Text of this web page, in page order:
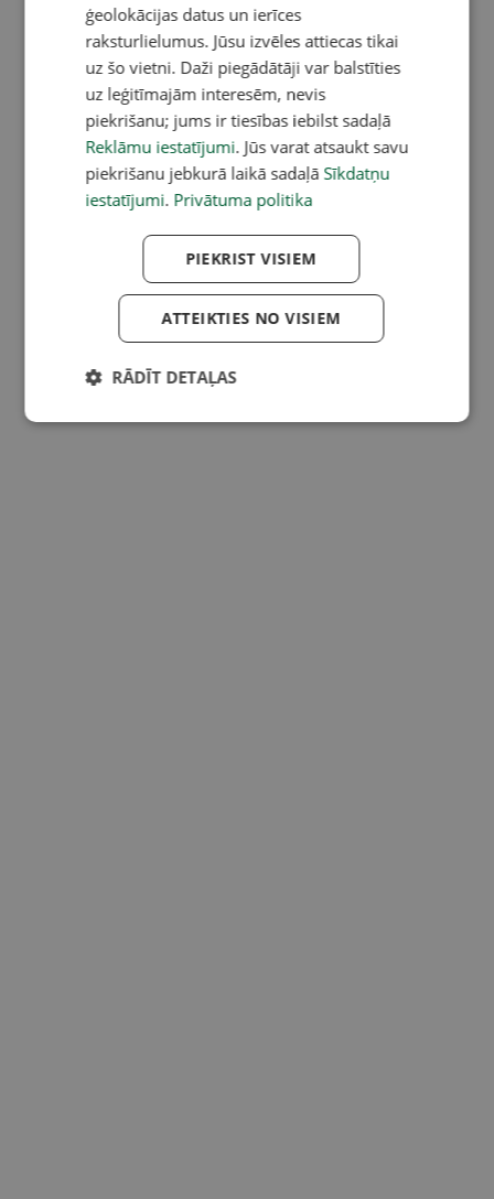
ģeolokācijas datus un ierīces
raksturlielumus. Jūsu izvēles attiecas tikai
uz šo vietni. Daži piegādātāji var balstīties
uz leģitīmajām interesēm, nevis
piekrišanu; jums ir tiesības iebilst sadaļā
Reklāmu iestatījumi. Jūs varat atsaukt savu
piekrišanu jebkurā laikā sadaļā Sīkdatņu
iestatījumi. Privātuma politika
PIEKRIST VISIEM
ATTEIKTIES NO VISIEM
RĀDĪT DETAĻAS